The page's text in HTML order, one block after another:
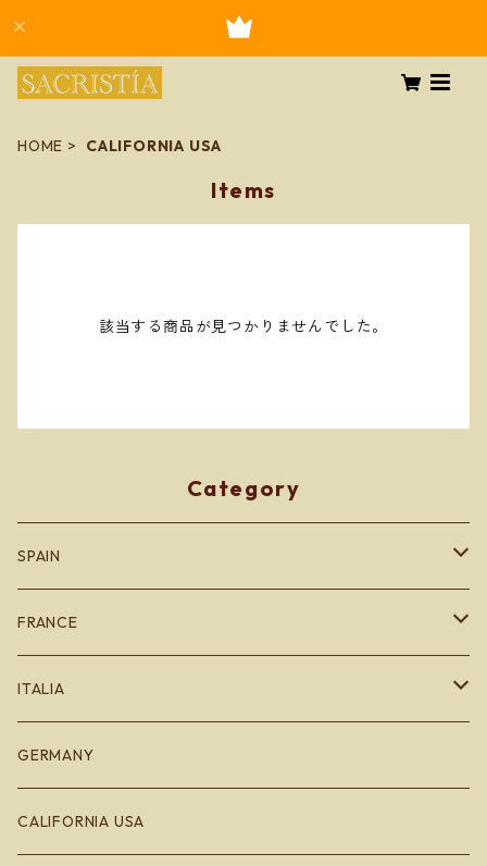
HOME CALIFORNIA USA
Items
該当する商品が見つかりませんでした。
Category
SPAIN
カタルーニャ地方
バスク地方
Bodegas Loli Casado
リオハ
Bodegas Loli Casado
ガリシア地方
FRANCE
ブルゴーニュ
ボルドー
ラングドッグ
ITALIA
エミリオロマーニャ
GERMANY
CALIFORNIA USA